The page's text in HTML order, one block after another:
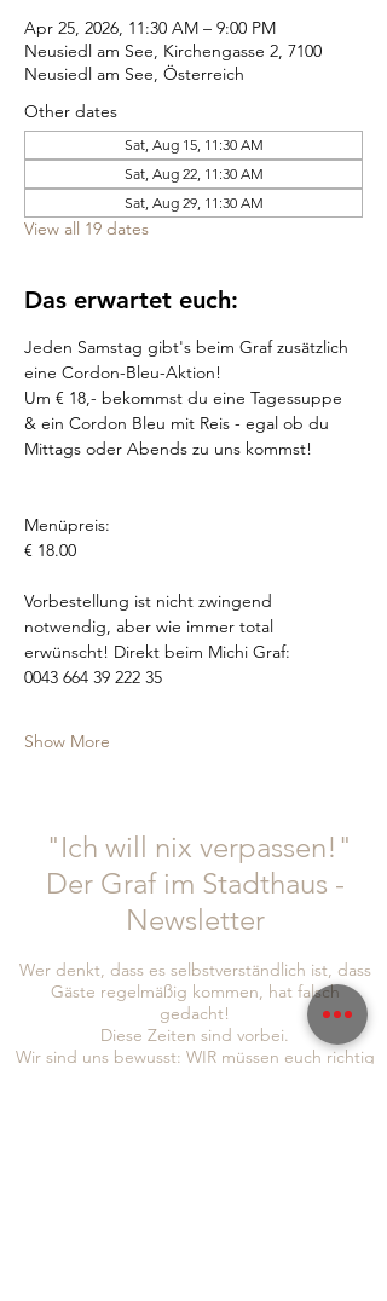
Apr 25, 2026, 11:30 AM – 9:00 PM
Neusiedl am See, Kirchengasse 2, 7100
Neusiedl am See, Österreich
Other dates
Sat, Aug 15, 11:30 AM
Sat, Aug 22, 11:30 AM
Sat, Aug 29, 11:30 AM
View all 19 dates
Das erwartet euch:
Jeden Samstag gibt's beim Graf zusätzlich
eine Cordon-Bleu-Aktion!
Um € 18,- bekommst du eine Tagessuppe
& ein Cordon Bleu mit Reis - egal ob du
Mittags oder Abends zu uns kommst!
Menüpreis:
€ 18.00
Vorbestellung ist nicht zwingend
notwendig, aber wie immer total
erwünscht! Direkt beim Michi Graf:
0043 664 39 222 35
Show More
"Ich will nix verpassen!"
Der Graf im Stadthaus -
Newsletter
Wer denkt, dass es selbstverständlich ist, dass
Gäste regelmäßig kommen, hat falsch
gedacht!
Diese Zeiten sind vorbei.
Wir sind uns bewusst: WIR müssen euch richtig